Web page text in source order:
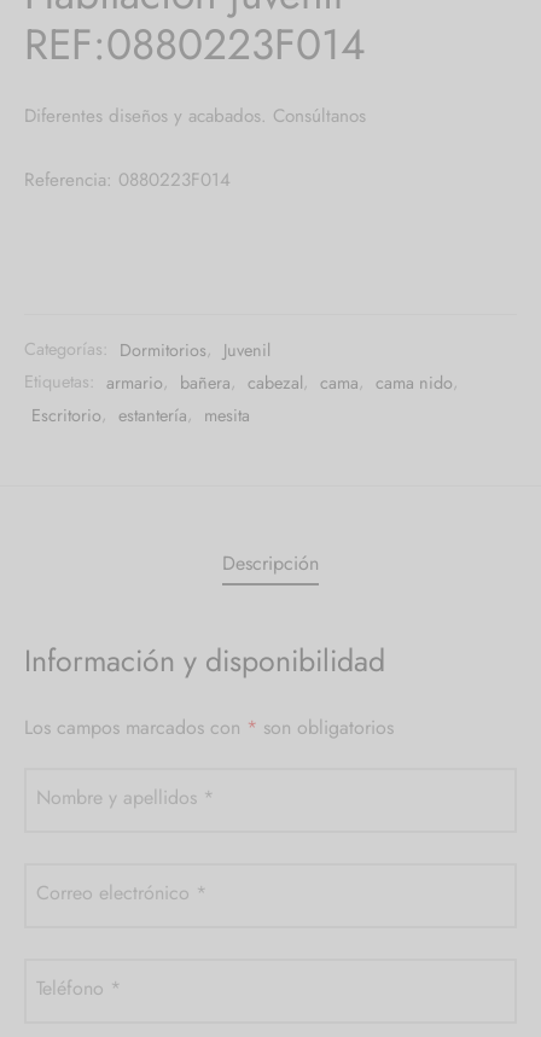
REF:0880223F014
Diferentes diseños y acabados. Consúltanos
Referencia: 0880223F014
Categorías: Dormitorios, Juvenil
Etiquetas: armario, bañera, cabezal, cama, cama nido,
Escritorio, estantería, mesita
Descripción
Información y disponibilidad
Los campos marcados con * son obligatorios
Nombre y apellidos *
Correo electrónico *
Teléfono *